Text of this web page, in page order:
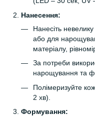
Нанесення:
Нанесіть невелику
або для
матеріалу,
За потреби
нарощування та
Полімеризуйте
2 хв).
Формування: